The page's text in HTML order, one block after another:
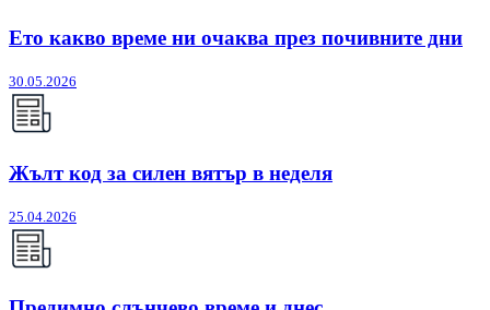
Ето какво време ни очаква през почивните дни
30.05.2026
Жълт код за силен вятър в неделя
25.04.2026